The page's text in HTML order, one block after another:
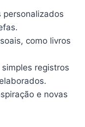
personalizados
como livros
registros
e novas